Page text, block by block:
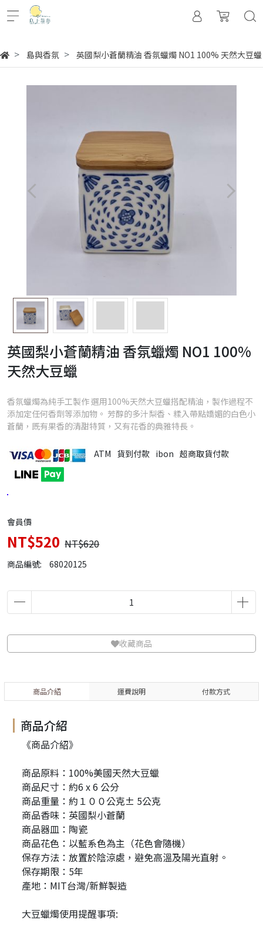
島與香氛 英國梨小蒼蘭精油 香氛蠟燭 NO1 100% 天然大豆蠟
英國梨小蒼蘭精油 香氛蠟燭 NO1 100%
天然大豆蠟
香氛蠟燭為純手工製作 選用100%天然大豆蠟搭配精油，製作過程不
添加定任何香劑等添加物。 芳醇的多汁梨香、糅入帶點嬌媚的白色小
蒼蘭，既有果香的清甜特質，又有花香的典雅特長。
ATM 貨到付款 ibon 超商取貨付款
會員價
NT$520 NT$620
商品編號: 68020125
收藏商品
商品介紹 運費說明 付款方式
商品介紹
《商品介紹》
商品原料：100%美國天然大豆蠟
商品尺寸：約6 x 6 公分
商品重量：約１００公克± 5公克
商品香味：英國梨小蒼蘭
商品器皿：陶瓷
商品花色：以藍系色為主（花色會隨機）
保存方法：放置於陰涼處，避免高溫及陽光直射。
保存期限：5年
產地：MIT台灣/新鮮製造
大豆蠟燭使用提醒事項: